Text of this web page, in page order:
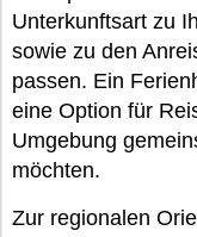
Unterkunftsart zu
sowie zu den
passen. Ein
eine Option für
Umgebung
möchten.
Zur regionalen